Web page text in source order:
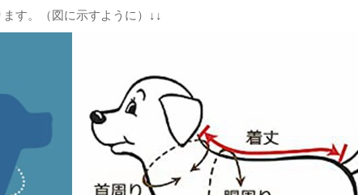
す。（図に示すように）↓↓